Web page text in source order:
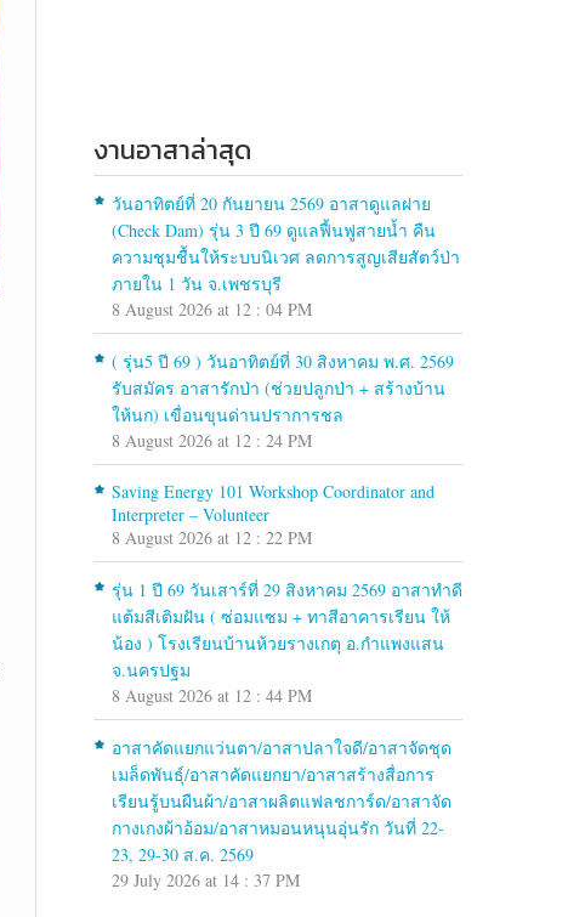
งานอาสาล่าสุด
วันอาทิตย์ที่ 20 กันยายน 2569 อาสาดูแลฝาย
(Check Dam) รุ่น 3 ปี 69 ดูแลฟื้นฟูสายน้ำ คืน
ความชุมชื้นให้ระบบนิเวศ ลดการสูญเสียสัตว์ป่า
ภายใน 1 วัน จ.เพชรบุรี
8 August 2026 at 12 : 04 PM
( รุ่น5 ปี 69 ) วันอาทิตย์ที่ 30 สิงหาคม พ.ศ. 2569
รับสมัคร อาสารักป่า (ช่วยปลูกป่า + สร้างบ้าน
ให้นก) เขื่อนขุนด่านปราการชล
8 August 2026 at 12 : 24 PM
Saving Energy 101 Workshop Coordinator and
Interpreter – Volunteer
8 August 2026 at 12 : 22 PM
รุ่น 1 ปี 69 วันเสาร์ที่ 29 สิงหาคม 2569 อาสาทำดี
แต้มสีเติมฝัน ( ซ่อมแซม + ทาสีอาคารเรียน ให้
น้อง ) โรงเรียนบ้านห้วยรางเกตุ อ.กำแพงแสน
จ.นครปฐม
8 August 2026 at 12 : 44 PM
อาสาคัดแยกแว่นตา/อาสาปลาใจดี/อาสาจัดชุด
เมล็ดพันธุ์/อาสาคัดแยกยา/อาสาสร้างสื่อการ
เรียนรู้บนผืนผ้า/อาสาผลิตแฟลชการ์ด/อาสาจัด
กางเกงผ้าอ้อม/อาสาหมอนหนุนอุ่นรัก วันที่ 22-
23, 29-30 ส.ค. 2569
29 July 2026 at 14 : 37 PM